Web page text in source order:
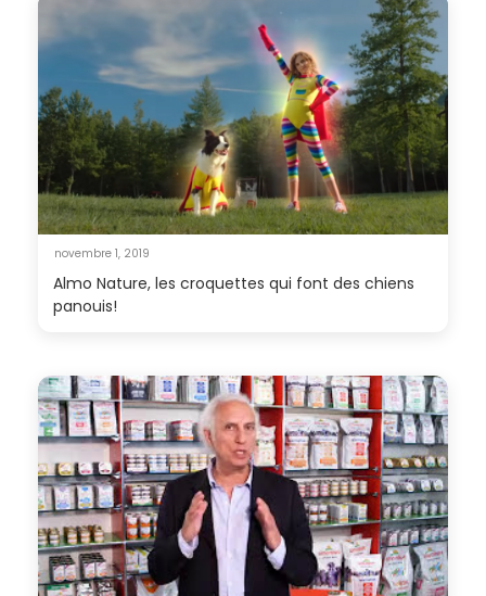
novembre 1, 2019
Almo Nature, les croquettes qui font des chiens
panouis!